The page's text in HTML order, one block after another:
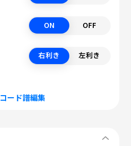
ON OFF
右利き 左利き
コード譜編集